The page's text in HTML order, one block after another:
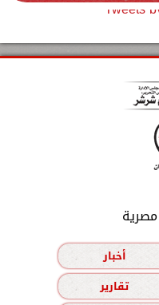
Tweets
أخبار
تقارير